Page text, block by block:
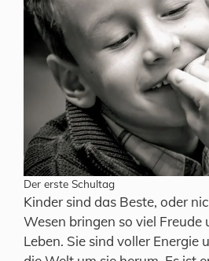
Der erste Schultag
Kinder sind das Beste, oder
Wesen bringen so viel Freude
Leben. Sie sind voller Energie